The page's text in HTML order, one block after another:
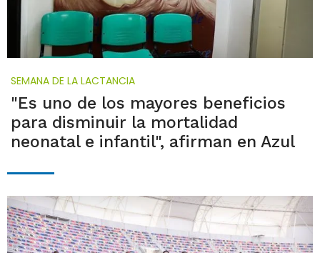
SEMANA DE LA LACTANCIA
"Es uno de los mayores beneficios
para disminuir la mortalidad
neonatal e infantil", afirman en Azul